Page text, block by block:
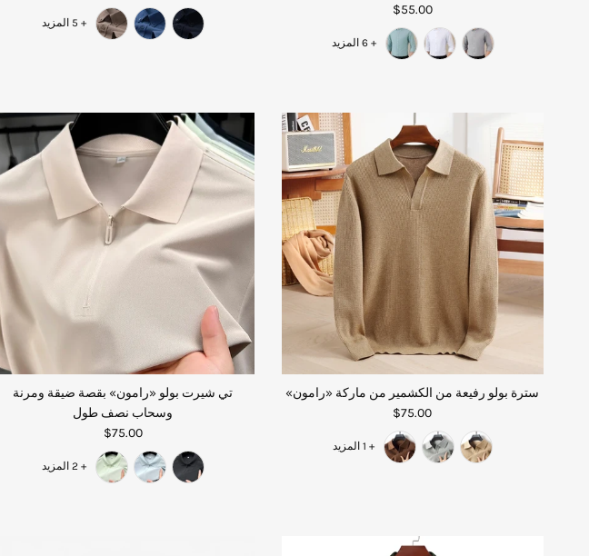
$55.00
+ 6 المزيد
+ 5 المزيد
سترة بولو رفيعة من الكشمير من ماركة «رامون»
$75.00
+ 1 المزيد
تي شيرت بولو «رامون» بقصة ضيقة ومرنة
وسحاب نصف طول
$75.00
+ 2 المزيد